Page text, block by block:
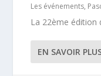
Les événements,
La 22ème édition
EN SAVOIR